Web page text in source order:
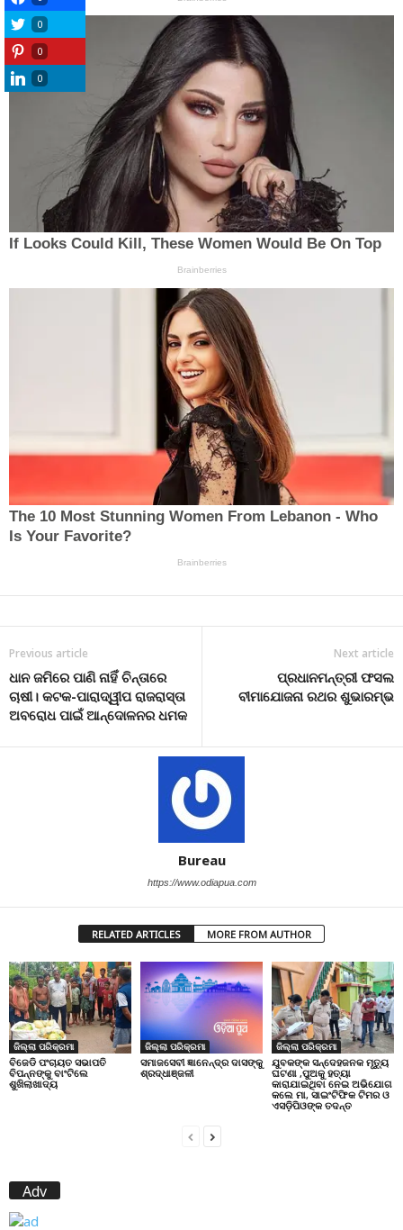
Previous article
ଧାନ ଜମିରେ ପାଣି ନାହିଁ ଚିନ୍ତାରେ
ଚାଷୀ। କଟକ-ପାରାଦ୍ୱୀପ ରାଜରାସ୍ତା
ଅବରୋଧ ପାଇଁ ଆନ୍ଦୋଳନର ଧମକ
Next article
ପ୍ରଧାନମନ୍ତ୍ରୀ ଫସଲ
ବୀମାଯୋଜନା ରଥର ଶୁଭାରମ୍ଭ
Bureau
https://www.odiapua.com
RELATED ARTICLES MORE FROM AUTHOR
ଜିଲ୍ଲା ପରିକ୍ରମା
ବିଜେଡି ପଂଚାୟତ ସଭାପତି
ବିପନ୍ନଙ୍କୁ ବାଂଟିଲେ
ଶୁଖିଲାଖାଦ୍ୟ
ଜିଲ୍ଲା ପରିକ୍ରମା
ସମାଜସେବୀ ଜ୍ଞାନେନ୍ଦ୍ର ଦାସଙ୍କୁ
ଶ୍ରଦ୍ଧାଞ୍ଜଳୀ
ଜିଲ୍ଲା ପରିକ୍ରମା
ଯୁବକଙ୍କ ସନ୍ଦେହଜନକ ମୃତ୍ୟୁ
ଘଟଣା ,ପୁଅକୁ ହତ୍ୟା
କାରାଯାଇଥିବା ନେଇ ଅଭିଯୋଗ
କଲେ ମା, ସାଇଂଟିଫିକ ଟିମର ଓ
ଏସଡ଼ିପିଓଙ୍କ ତଦନ୍ତ
Adv
0
0
0